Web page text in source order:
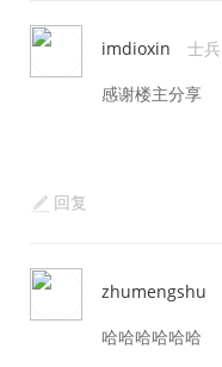
imdioxin 士兵
感谢楼主分享
回复
zhumengshu
哈哈哈哈哈哈